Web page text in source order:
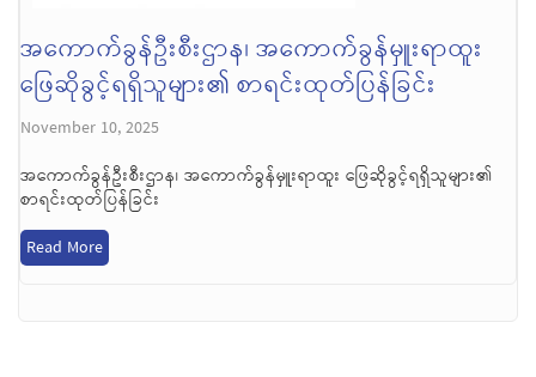
အကောက်ခွန်ဦးစီးဌာန၊ အကောက်ခွန်မှူးရာထူး
ဖြေဆိုခွင့်ရရှိသူများ၏ စာရင်းထုတ်ပြန်ခြင်း
November 10, 2025
အကောက်ခွန်ဦးစီးဌာန၊ အကောက်ခွန်မှူးရာထူး ဖြေဆိုခွင့်ရရှိသူများ၏
စာရင်းထုတ်ပြန်ခြင်း
Read More